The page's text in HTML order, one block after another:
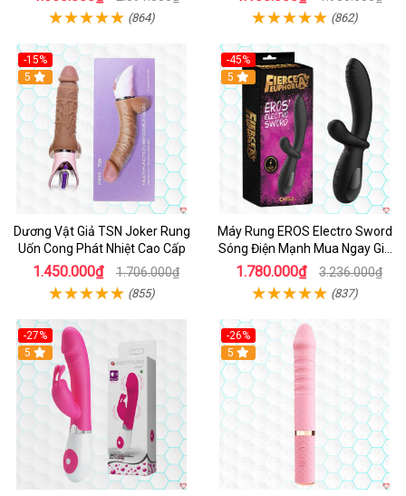
(864) (862)
-15%
5
Dương Vật Giả TSN Joker Rung
Uốn Cong Phát Nhiệt Cao Cấp
1.450.000₫ 1.706.000₫
(855)
-45%
5
Máy Rung EROS Electro Sword
Sóng Điện Mạnh Mua Ngay Giá
Tốt
1.780.000₫ 3.236.000₫
(837)
-27%
Hot
5
-26%
Hot
5